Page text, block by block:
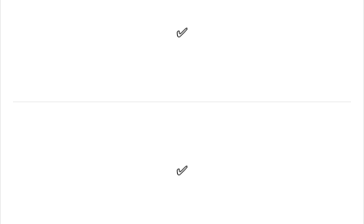
✅
✅